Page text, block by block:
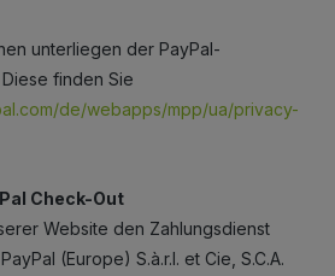
unterliegen der PayPal-
finden Sie
de/webapps/mpp/ua/privacy-
Check-Out
Website den Zahlungsdienst
(Europe) S.à.r.l. et Cie, S.C.A.